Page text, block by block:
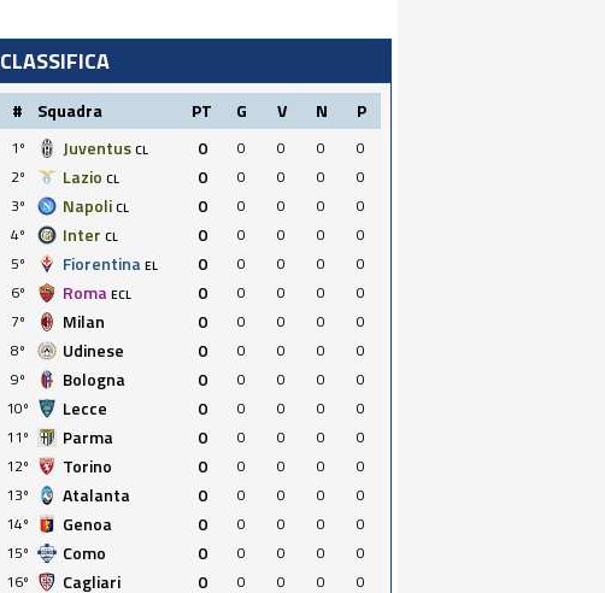
CLASSIFICA
# Squadra PT G V N P
1º Juventus CL 0 0 0 0
0
2º
Lazio CL 0 0 0 0
0
3º
Napoli CL 0 0 0 0
0
4º
Inter CL 0 0 0 0
0
5º
Fiorentina EL 0 0 0 0
0
6º
Roma ECL 0 0 0 0
0
7º
Milan 0 0 0 0
0
8º
Udinese 0 0 0 0
0
9º
Bologna 0 0 0 0
0
10º
Lecce 0 0 0 0
0
11º
Parma 0 0 0 0
0
12º
Torino 0 0 0 0
0
13º
Atalanta 0 0 0 0
0
14º
Genoa 0 0 0 0
0
15º
Como 0 0 0 0
0
16º
Cagliari 0 0 0 0 0